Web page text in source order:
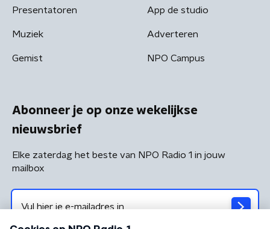
Presentatoren
Muziek
Gemist
App de studio
Adverteren
NPO Campus
Abonneer je op onze wekelijkse
nieuwsbrief
Elke zaterdag het beste van NPO Radio 1 in jouw
mailbox